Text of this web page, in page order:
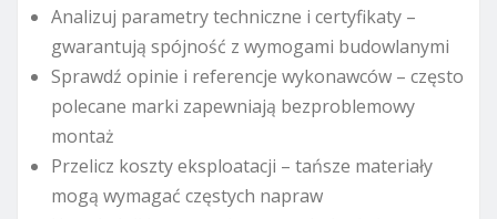
Analizuj parametry techniczne i certyfikaty –
gwarantują spójność z wymogami budowlanymi
Sprawdź opinie i referencje wykonawców – często
polecane marki zapewniają bezproblemowy
montaż
Przelicz koszty eksploatacji – tańsze materiały
mogą wymagać częstych napraw